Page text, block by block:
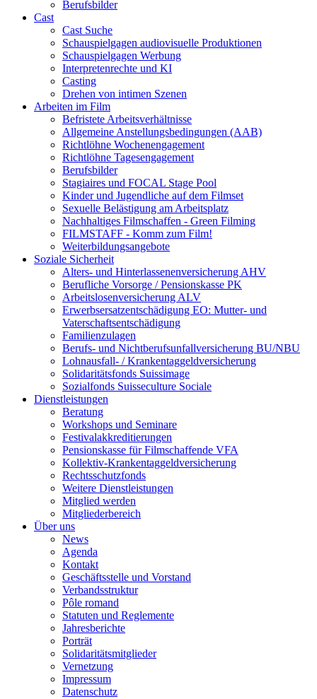
Berufsbilder
Cast
Cast Suche
Schauspielgagen audiovisuelle Produktionen
Schauspielgagen Werbung
Interpretenrechte und KI
Casting
Drehen von intimen Szenen
Arbeiten im Film
Befristete Arbeitsverhältnisse
Allgemeine Anstellungsbedingungen (AAB)
Richtlöhne Wochenengagement
Richtlöhne Tagesengagement
Berufsbilder
Stagiaires und FOCAL Stage Pool
Kinder und Jugendliche auf dem Filmset
Sexuelle Belästigung am Arbeitsplatz
Nachhaltiges Filmschaffen - Green Filming
FILMSTAFF - Komm zum Film!
Weiterbildungsangebote
Soziale Sicherheit
Alters- und Hinterlassenenversicherung AHV
Berufliche Vorsorge / Pensionskasse PK
Arbeitslosenversicherung ALV
Erwerbsersatzentschädigung EO: Mutter- und
Vaterschaftsentschädigung
Familienzulagen
Berufs- und Nichtberufsunfallversicherung BU/NBU
Lohnausfall- / Krankentaggeldversicherung
Solidaritätsfonds Suissimage
Sozialfonds Suisseculture Sociale
Dienstleistungen
Beratung
Workshops und Seminare
Festivalakkreditierungen
Pensionskasse für Filmschaffende VFA
Kollektiv-Krankentaggeldversicherung
Rechtsschutzfonds
Weitere Dienstleistungen
Mitglied werden
Mitgliederbereich
Über uns
News
Agenda
Kontakt
Geschäftsstelle und Vorstand
Verbandsstruktur
Pôle romand
Statuten und Reglemente
Jahresberichte
Porträt
Solidaritätsmitglieder
Vernetzung
Impressum
Datenschutz